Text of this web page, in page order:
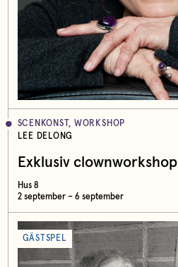
SCENKONST, WORKSHOP
LEE DELONG
Exklusiv clownworkshop
Hus 8
2 september – 6 september
GÄSTSPEL